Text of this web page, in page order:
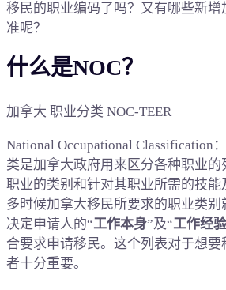
移民的职业编码了吗？又有哪些新
准呢？
什么是NOC？
加拿大 职业分类 NOC-TEER
National Occupational Classification
类是加拿大政府用来区分各种职业
职业的类别和针对其职业所需的技能
多时候加拿大移民所要求的职业类别
决定申请人的“工作本身”及“工作经验
合要求申请移民。这个列表对于想
者十分重要。